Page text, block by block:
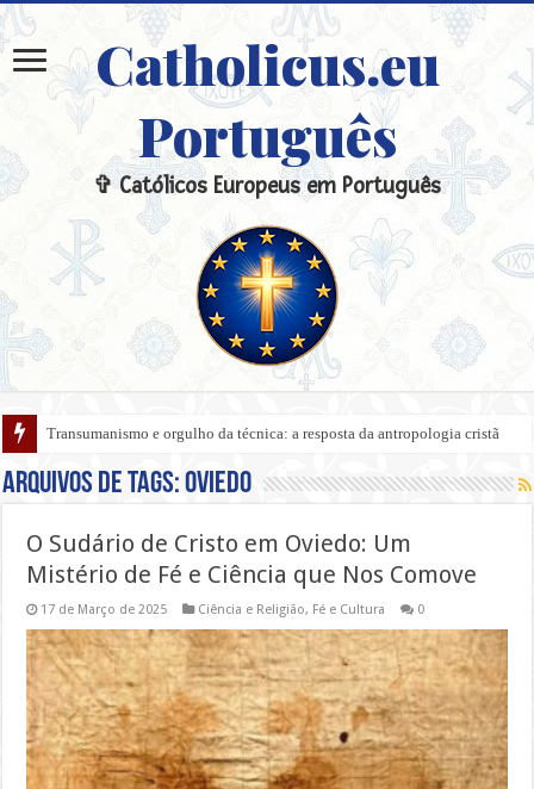
Catholicus.eu
Português
✞ Católicos Europeus em Português
Transumanismo e orgulho da técnica: a resposta da antropologia cristã
Arquivos de tags:Oviedo
O Sudário de Cristo em Oviedo: Um
Mistério de Fé e Ciência que Nos Comove
17 de Março de 2025 Ciência e Religião, Fé e Cultura 0